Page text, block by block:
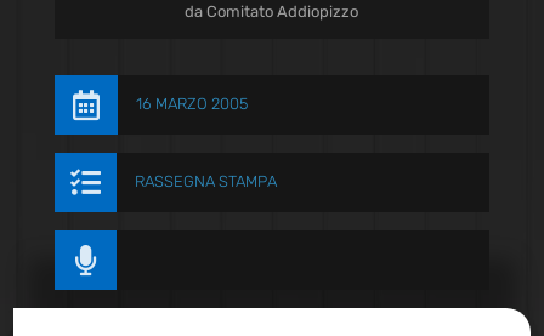
daComitato Addiopizzo
 16 MARZO 2005
 RASSEGNA STAMPA
